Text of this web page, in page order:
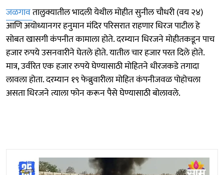
जळगावतालुक्यातील भादली येथील मोहीत सुनील चौधरी (वय २४)
आणि अयोध्यानगर हनुमान मंदिर परिसरात राहणार धिरज पाटील हे
सोबत खासगी कंपनीत कामाला होते. दरम्यान धिरजने मोहीतकडून पाच
हजार रुपये उसनवारीने घेतले होते. यातील चार हजार परत दिले होते.
मात्र, उर्वरित एक हजार रुपये घेण्यासाठी मोहितने धीरजकडे तगादा
लावला होता. दरम्यान १९ फेब्रुवारीला मोहित कंपनीजवळ पोहोचला
असता धिरजने त्याला फोन करून पैसे घेण्यासाठी बोलावले.